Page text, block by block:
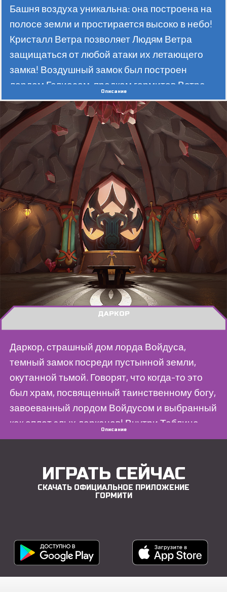
Башня воздуха уникальна: она построена на
полосе земли и простирается высоко в небо!
Кристалл Ветра позволяет Людям Ветра
защищаться от любой атаки их летающего
замка! Воздушный замок был построен
лордом Гелиосом, предком гормитов Ветра,
самых безумных людей во всем Горме!
Описание
ДАРКОР
Даркор, страшный дом лорда Войдуса,
темный замок посреди пустынной земли,
окутанной тьмой. Говорят, что когда-то это
был храм, посвященный таинственному богу,
завоеванный лордом Войдусом и выбранный
как оплот злых дарканов! Внутри Таблица
Теней рассказывает о неясном пророчестве
Описание
ИГРАТЬ СЕЙЧАС
СКАЧАТЬ ОФИЦИАЛЬНОЕ ПРИЛОЖЕНИЕ
ГОРМИТИ